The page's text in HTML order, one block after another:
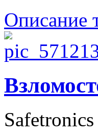
Описание